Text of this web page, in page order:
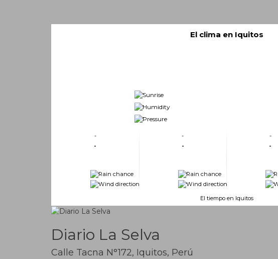
El clima en Iquitos
-
-
-
-
-
-
-
-
-
-
-
-
-
-
-
El tiempo en Iquitos
Diario La Selva
Calle Tacna N°172, Iquitos, Perú